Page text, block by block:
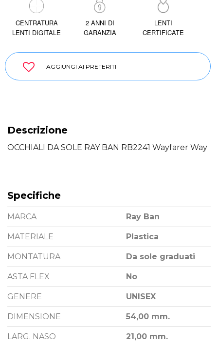
CENTRATURA
LENTI DIGITALE
2 ANNI DI
GARANZIA
LENTI
CERTIFICATE
AGGIUNGI AI PREFERITI
Descrizione
OCCHIALI DA SOLE RAY BAN RB2241 Wayfarer Way
Specifiche
MARCA Ray Ban
MATERIALE Plastica
MONTATURA Da sole graduati
ASTA FLEX No
GENERE UNISEX
DIMENSIONE 54,00 mm.
LARG. NASO 21,00 mm.